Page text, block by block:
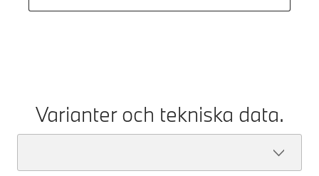
Varianter och tekniska data.